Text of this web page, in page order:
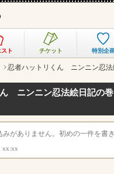
ト チケット 特別企
忍者ハットリくん ニンニン忍法
ニンニン忍法絵日記の
みがありません。初めの一件を書
xx:xx